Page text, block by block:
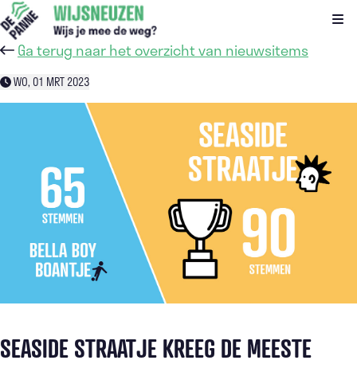
Ga terug naar het overzicht van nieuwsitems
WO, 01 MRT 2023
SEASIDE STRAATJE KREEG DE MEESTE